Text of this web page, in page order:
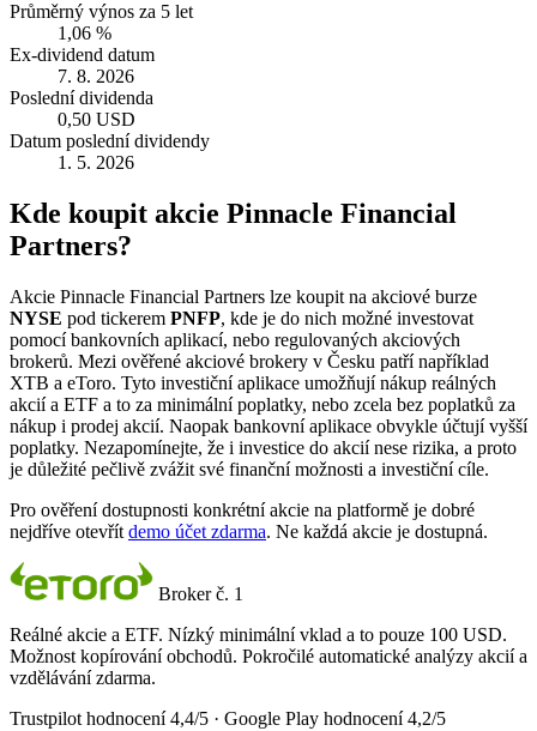
Průměrný výnos za 5 let
1,06 %
Ex-dividend datum
7. 8. 2026
Poslední dividenda
0,50 USD
Datum poslední dividendy
1. 5. 2026
Kde koupit akcie Pinnacle Financial
Partners?
Akcie Pinnacle Financial Partners lze koupit na akciové burze
NYSE pod tickerem PNFP, kde je do nich možné investovat
pomocí bankovních aplikací, nebo regulovaných akciových
brokerů. Mezi ověřené akciové brokery v Česku patří například
XTB a eToro. Tyto investiční aplikace umožňují nákup reálných
akcií a ETF a to za minimální poplatky, nebo zcela bez poplatků za
nákup i prodej akcií. Naopak bankovní aplikace obvykle účtují vyšší
poplatky. Nezapomínejte, že i investice do akcií nese rizika, a proto
je důležité pečlivě zvážit své finanční možnosti a investiční cíle.
Pro ověření dostupnosti konkrétní akcie na platformě je dobré
nejdříve otevřít demo účet zdarma. Ne každá akcie je dostupná.
Broker č. 1
Reálné akcie a ETF. Nízký minimální vklad a to pouze 100 USD.
Možnost kopírování obchodů. Pokročilé automatické analýzy akcií a
vzdělávání zdarma.
Trustpilot hodnocení 4,4/5 · Google Play hodnocení 4,2/5